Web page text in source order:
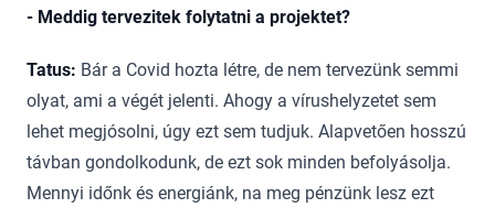
- Meddig tervezitek folytatni a projektet?
Tatus: Bár a Covid hozta létre, de nem tervezünk semmi
olyat, ami a végét jelenti. Ahogy a vírushelyzetet sem
lehet megjósolni, úgy ezt sem tudjuk. Alapvetően hosszú
távban gondolkodunk, de ezt sok minden befolyásolja.
Mennyi időnk és energiánk, na meg pénzünk lesz ezt